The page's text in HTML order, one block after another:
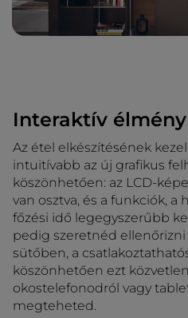
Interaktív élmény
Az étel elkészítésének
intuitívabb az új grafikus
köszönhetően: az LCD-
van osztva, és a funkciók, a
főzési idő legegyszerűbb
pedig szeretnéd ellenőrizni
sütőben, a
köszönhetően ezt
okostelefonodról vagy
megteheted.